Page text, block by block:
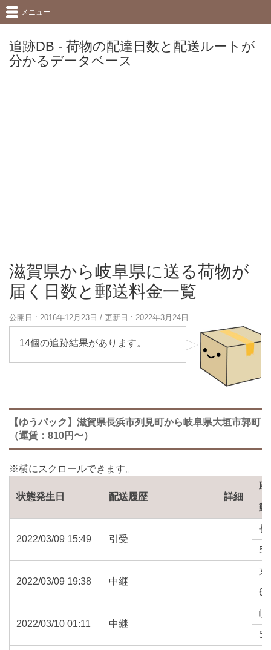
追跡DB - 荷物の配達日数と配送ルートが
分かるデータベース
メニュー
滋賀県から岐阜県に送る荷物が
届く日数と郵送料金一覧
公開日 : 2016年12月23日 / 更新日 : 2022年3月24日
14個の追跡結果があります。
【ゆうパック】滋賀県長浜市列見町から岐阜県大垣市郭町
（運賃：810円〜）
状態発生日 配送履歴 詳細
取
郵
2022/03/09 15:49 引受
長
2022/03/09 19:38 中継
京
2022/03/10 01:11 中継
岐